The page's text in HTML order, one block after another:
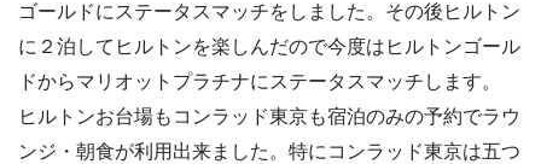
ゴールドにステータスマッチをしました。その後ヒルトン
に２泊してヒルトンを楽しんだので今度はヒルトンゴール
ドからマリオットプラチナにステータスマッチします。
ヒルトンお台場もコンラッド東京も宿泊のみの予約でラウ
ンジ・朝食が利用出来ました。特にコンラッド東京は五つ